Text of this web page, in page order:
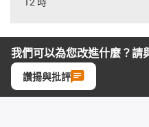
我們可以為您改進什麼？請
讚揚與批評